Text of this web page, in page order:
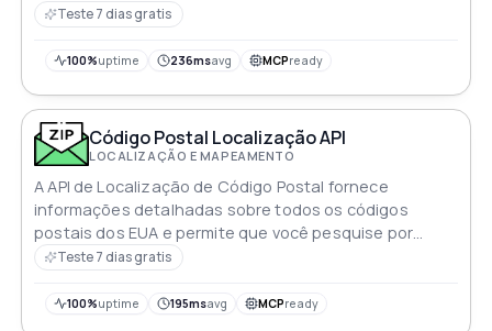
especificado Ideal para aplicações baseadas em
Teste 7 dias gratis
100%uptime 236msavg MCPready
Código Postal Localização API
LOCALIZAÇÃO E MAPEAMENTO
A API de Localização de Código Postal fornece
informações detalhadas sobre todos os códigos
postais dos EUA e permite que você pesquise por
código postal, cidade e estado
Teste 7 dias gratis
100%uptime 195msavg MCPready